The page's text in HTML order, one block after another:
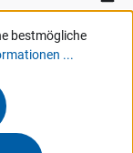
an Industrie, Handel,
bestmögliche
...